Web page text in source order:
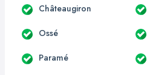
Châteaugiron
Ossé
Paramé